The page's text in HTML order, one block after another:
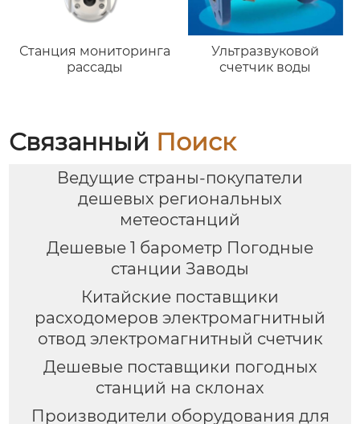
Станция мониторинга
рассады
Ультразвуковой
счетчик воды
Связанный Поиск
Ведущие страны-покупатели
дешевых региональных
метеостанций
Дешевые 1 барометр Погодные
станции Заводы
Китайские поставщики
расходомеров электромагнитный
отвод электромагнитный счетчик
Дешевые поставщики погодных
станций на склонах
Производители оборудования для